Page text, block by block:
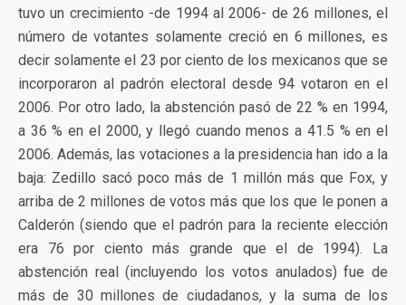
tuvo un crecimiento -de 1994 al 2006- de 26 millones, el
número de votantes solamente creció en 6 millones, es
decir solamente el 23 por ciento de los mexicanos que se
incorporaron al padrón electoral desde 94 votaron en el
2006. Por otro lado, la abstención pasó de 22 % en 1994,
a 36 % en el 2000, y llegó cuando menos a 41.5 % en el
2006. Además, las votaciones a la presidencia han ido a la
baja: Zedillo sacó poco más de 1 millón más que Fox, y
arriba de 2 millones de votos más que los que le ponen a
Calderón (siendo que el padrón para la reciente elección
era 76 por ciento más grande que el de 1994). La
abstención real (incluyendo los votos anulados) fue de
más de 30 millones de ciudadanos, y la suma de los